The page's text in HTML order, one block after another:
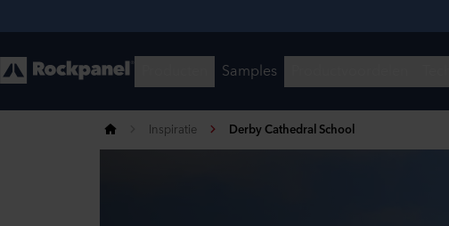
Inspiratie Derby Cathedral School